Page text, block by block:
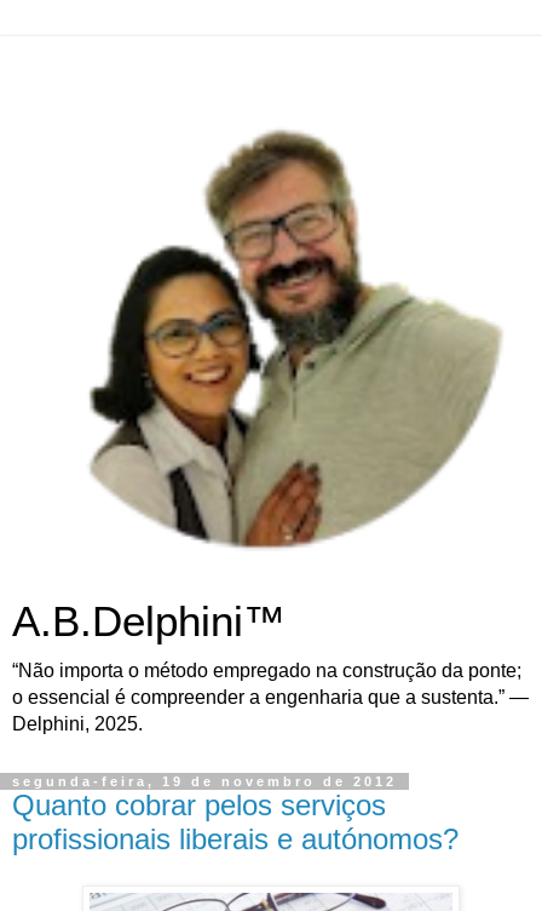
A.B.Delphini™
“Não importa o método empregado na construção da ponte;
o essencial é compreender a engenharia que a sustenta.” —
Delphini, 2025.
segunda-feira, 19 de novembro de 2012
Quanto cobrar pelos serviços
profissionais liberais e autónomos?